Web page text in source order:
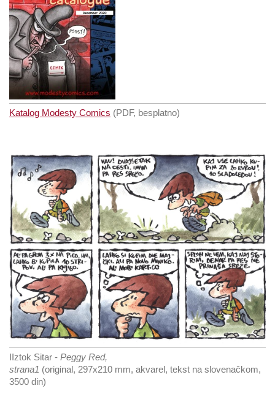
Katalog Modesty Comics (PDF, besplatno)
IIztok Sitar - Peggy Red,
strana1 (original, 297x210 mm, akvarel, tekst na slovenačkom,
3500 din)